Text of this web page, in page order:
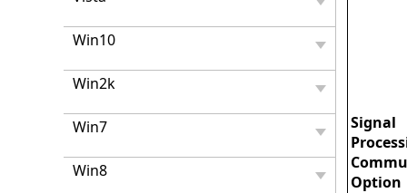
Win10
Win2k
Win7
Win8
Signal
Option